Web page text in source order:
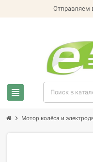
Отправляем
view_headline
chevron_right Мотор колёса и